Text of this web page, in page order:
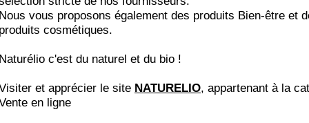
vous proposons également des produits Bien-être et
cosmétiques.
c'est du naturel et du bio !
et apprécier le site NATURELIO, appartenant à la
en ligne